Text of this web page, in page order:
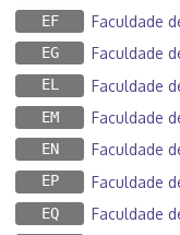
EF Faculdade
EG Faculdade
EL Faculdade
EM Faculdade
EN Faculdade
EP Faculdade
EQ Faculdade